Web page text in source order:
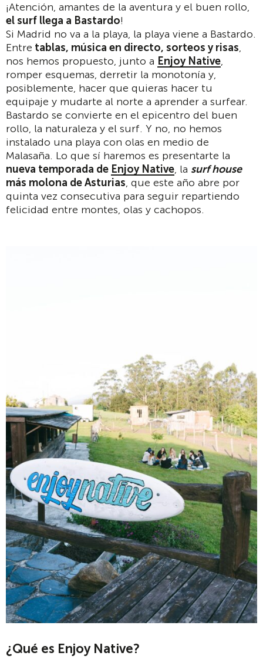
¡Atención, amantes de la aventura y el buen rollo,
el surf llega a Bastardo!
Si Madrid no va a la playa, la playa viene a Bastardo.
Entre tablas, música en directo, sorteos y risas,
nos hemos propuesto, junto a Enjoy Native,
romper esquemas, derretir la monotonía y,
posiblemente, hacer que quieras hacer tu
equipaje y mudarte al norte a aprender a surfear.
Bastardo se convierte en el epicentro del buen
rollo, la naturaleza y el surf. Y no, no hemos
instalado una playa con olas en medio de
Malasaña. Lo que sí haremos es presentarte la
nueva temporada de Enjoy Native, la surf house
más molona de Asturias, que este año abre por
quinta vez consecutiva para seguir repartiendo
felicidad entre montes, olas y cachopos.
¿Qué es Enjoy Native?